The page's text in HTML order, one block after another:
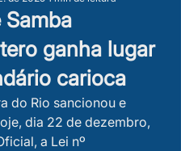
Samba
ganha lugar
carioca
do Rio sancionou e
dia 22 de dezembro,
a Lei nº